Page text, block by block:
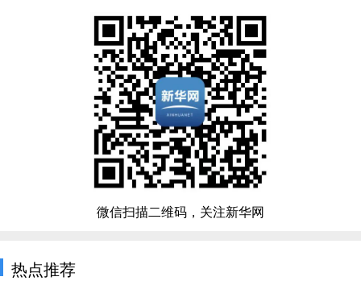
微信扫描二维码，关注新华网
热点推荐